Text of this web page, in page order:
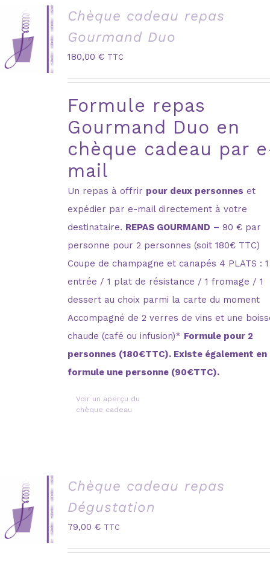
VOIR LA
CARTE
Chèque cadeau repas
Gourmand Duo
180,00 € TTC
Formule repas
Gourmand Duo en
chèque cadeau par
mail
Un repas à offrir pour deux personnes et
expédier par e-mail directement à votre
destinataire. REPAS GOURMAND – 90 € par
personne pour 2 personnes (soit 180€ TTC)
Coupe de champagne et canapés 4 PLATS : 1
entrée / 1 plat de résistance / 1 fromage / 1
dessert au choix parmi la carte du moment
Accompagné de 2 verres de vins et une
chaude (café ou infusion)* Formule pour 2
personnes (180€TTC). Existe également en
formule une personne (90€TTC).
Voir un aperçu du
chèque cadeau
VOIR LA
CARTE
Chèque cadeau repas
Dégustation
79,00 € TTC